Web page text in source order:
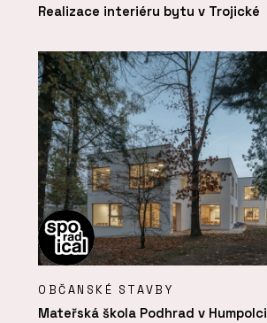
Realizace interiéru bytu v Trojické
OBČANSKÉ STAVBY
Mateřská škola Podhrad v Humpolci